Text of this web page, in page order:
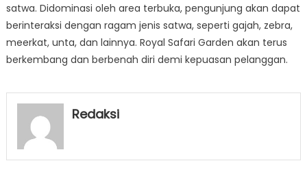
satwa. Didominasi oleh area terbuka, pengunjung akan dapat
berinteraksi dengan ragam jenis satwa, seperti gajah, zebra,
meerkat, unta, dan lainnya. Royal Safari Garden akan terus
berkembang dan berbenah diri demi kepuasan pelanggan.
Redaksi